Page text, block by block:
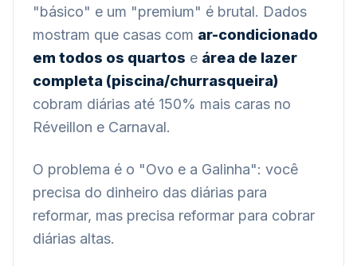
"básico" e um "premium" é brutal. Dados
mostram que casas com ar-condicionado
em todos os quartos e área de lazer
completa (piscina/churrasqueira)
cobram diárias até 150% mais caras no
Réveillon e Carnaval.
O problema é o "Ovo e a Galinha": você
precisa do dinheiro das diárias para
reformar, mas precisa reformar para cobrar
diárias altas.